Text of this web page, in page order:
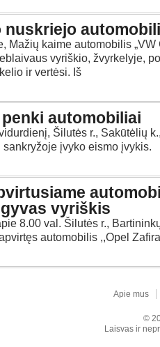
nuskriejo
Mažių kaime automobilis „VW
vyriškio, žvyrkelyje,
ir vertėsi. Iš
automobiliai
Šilutės r., Sakūtėlių
sankryžoje įvyko eismo įvykis.
vyriškis
8.00 val. Šilutės r.,
automobilis ,,Opel
Apie mus
©
Laisvas ir